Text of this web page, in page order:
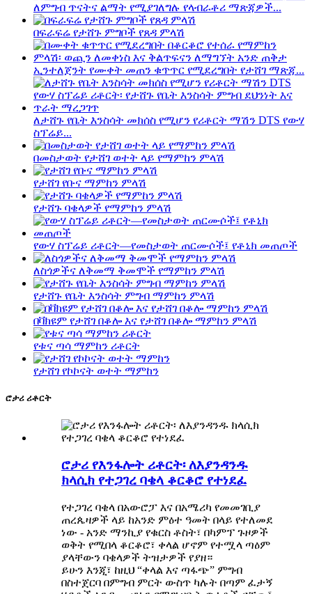
ለምግብ ጥናትና ልማት የሚያገለግሉ የላብራቶሪ ማጽጃዎች...
በፍራፍሬ የታሸጉ ምግቦች የጸዳ ምላሽ
ኢንተለጀንት የሙቀት መጠን ቁጥጥር የሚደረግበት የታሸገ ማጽጃ...
ለታሸጉ የቤት እንስሳት መክሰስ የሚሆን የሪቶርት ማሽን DTS የውሃ
ስፕሬይ...
በመስታወት የታሸገ ወተት ላይ የማምከን ምላሽ
የታሸገ የቡና ማምከን ምላሽ
የታሸጉ ባቄላዎች የማምከን ምላሽ
የውሃ ስፕሬይ ሪቶርት—የመስታወት ጠርሙሶች፤ የቶኒክ መጠጦች
ለስጎዎችና ለቅመማ ቅመሞች የማምከን ምላሽ
የታሸጉ የቤት እንስሳት ምግብ ማምከን ምላሽ
በቫክዩም የታሸገ በቆሎ እና የታሸገ በቆሎ ማምከን ምላሽ
የቱና ጣሳ ማምከን ሪቶርት
የታሸገ የኮኮናት ወተት ማምከን
ሮታሪ ሪቶርት
ሮታሪ የእንፋሎት ሪቶርት፡ ለእያንዳንዱ
ክላሲክ የተጋገረ ባቄላ ቆርቆሮ የተነደፈ
የተጋገረ ባቄላ በአውሮፓ እና በአሜሪካ የመመገቢያ
ጠረጴዛዎች ላይ ከአንድ ምዕተ ዓመት በላይ የተለመደ
ነው - አንድ ማንኪያ የቁርስ ቶስት፣ በካምፕ ጉዞዎች
ወቅት የሚበላ ቆርቆሮ፣ ቀላል ሆኖም የተሟላ ጣዕም
ያላቸውን ባቄላዎች ትዝታዎች የያዘ።
ይሁን እንጂ፣ ከዚህ “ቀላል እና ጣፋጭ” ምግብ
በስተጀርባ በምግብ ምርት ውስጥ ካሉት በጣም ፈታኝ